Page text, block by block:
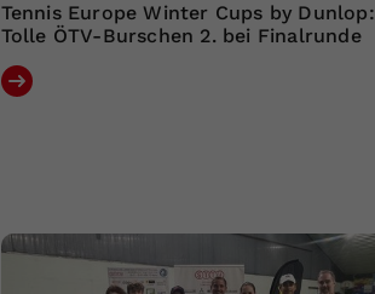
Tennis Europe Winter Cups by Dunlop:
Tolle ÖTV-Burschen 2. bei Finalrunde